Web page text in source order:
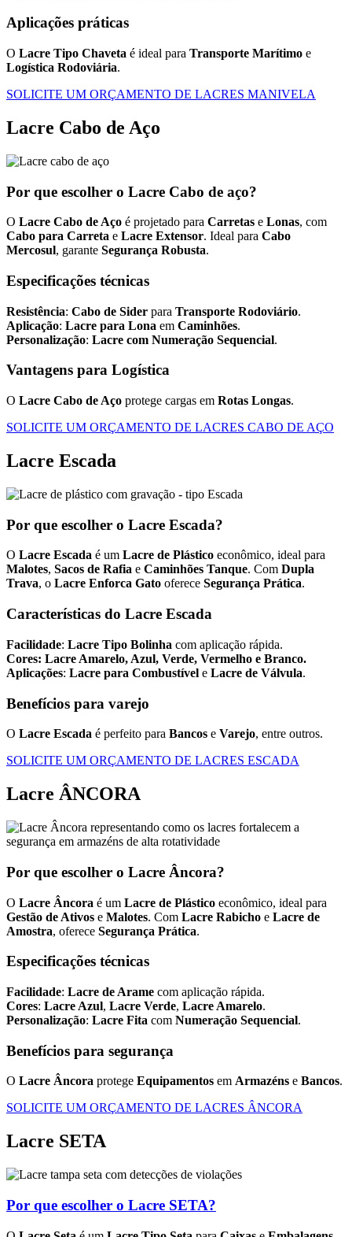
Aplicações práticas
O Lacre Tipo Chaveta é ideal para Transporte Marítimo e
Logística Rodoviária.
SOLICITE UM ORÇAMENTO DE LACRES MANIVELA
Lacre Cabo de Aço
Por que escolher o Lacre Cabo de aço?
O Lacre Cabo de Aço é projetado para Carretas e Lonas, com
Cabo para Carreta e Lacre Extensor. Ideal para Cabo
Mercosul, garante Segurança Robusta.
Especificações técnicas
Resistência: Cabo de Sider para Transporte Rodoviário.
Aplicação: Lacre para Lona em Caminhões.
Personalização: Lacre com Numeração Sequencial.
Vantagens para Logística
O Lacre Cabo de Aço protege cargas em Rotas Longas.
SOLICITE UM ORÇAMENTO DE LACRES CABO DE AÇO
Lacre Escada
Por que escolher o Lacre Escada?
O Lacre Escada é um Lacre de Plástico econômico, ideal para
Malotes, Sacos de Rafia e Caminhões Tanque. Com Dupla
Trava, o Lacre Enforca Gato oferece Segurança Prática.
Características do Lacre Escada
Facilidade: Lacre Tipo Bolinha com aplicação rápida.
Cores: Lacre Amarelo, Azul, Verde, Vermelho e Branco.
Aplicações: Lacre para Combustível e Lacre de Válvula.
Benefícios para varejo
O Lacre Escada é perfeito para Bancos e Varejo, entre outros.
SOLICITE UM ORÇAMENTO DE LACRES ESCADA
Lacre ÂNCORA
Por que escolher o Lacre Âncora?
O Lacre Âncora é um Lacre de Plástico econômico, ideal para
Gestão de Ativos e Malotes. Com Lacre Rabicho e Lacre de
Amostra, oferece Segurança Prática.
Especificações técnicas
Facilidade: Lacre de Arame com aplicação rápida.
Cores: Lacre Azul, Lacre Verde, Lacre Amarelo.
Personalização: Lacre Fita com Numeração Sequencial.
Benefícios para segurança
O Lacre Âncora protege Equipamentos em Armazéns e Bancos.
SOLICITE UM ORÇAMENTO DE LACRES ÂNCORA
Lacre SETA
Por que escolher o Lacre SETA?